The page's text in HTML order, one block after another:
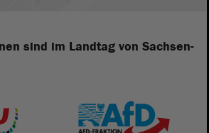
sind im Landtag von Sachsen-